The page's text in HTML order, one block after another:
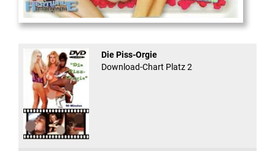
And Confused #8 - ...
Die Piss-Orgie
Download-Chart Platz 2